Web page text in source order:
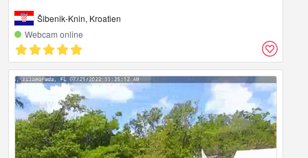
Šibenik-Knin, Kroatien
Webcam online